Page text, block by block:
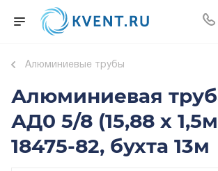
Алюминиевые трубы
Алюминиевая
АД0 5/8 (15,88 х
18475-82, бухта 13м